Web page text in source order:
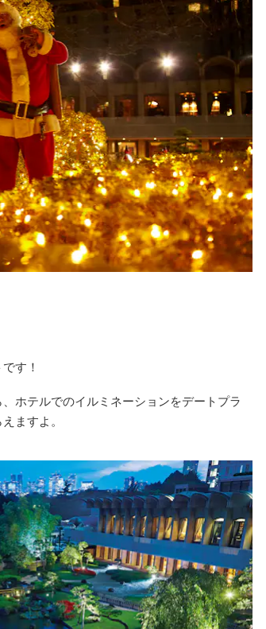
す！
ホテルでのイルミネーションをデートプラ
ますよ。